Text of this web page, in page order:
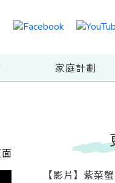
家庭計劃
【影片】紫菜